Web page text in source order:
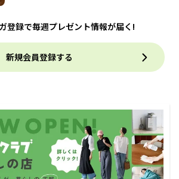
登録で毎週プレゼント情報が届く!
新規会員登録する